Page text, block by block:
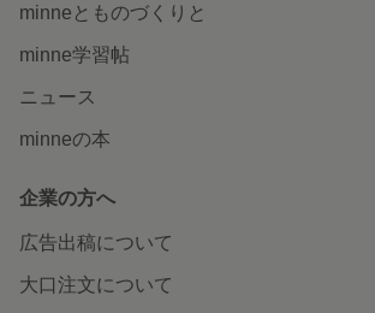
minneとものづくりと
minne学習帖
ニュース
minneの本
企業の方へ
広告出稿について
大口注文について